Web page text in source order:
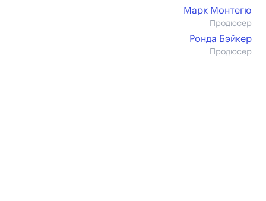
Марк Монтегю
Продюсер
Ронда Бэйкер
Продюсер